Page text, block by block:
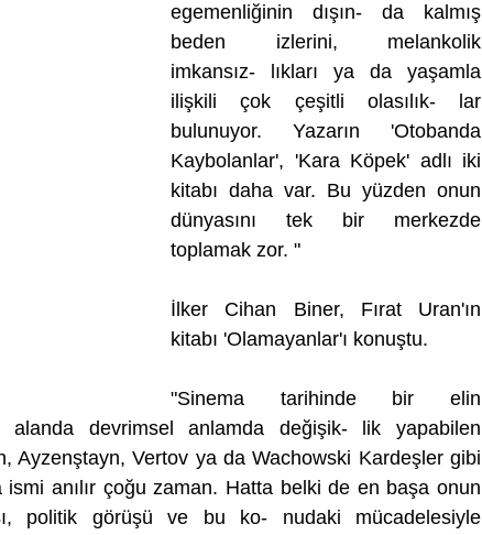
egemenliğinin dışın- da kalmış
beden izlerini, melankolik
imkansız- lıkları ya da yaşamla
ilişkili çok çeşitli olasılık- lar
bulunuyor. Yazarın 'Otobanda
Kaybolanlar', 'Kara Köpek' adlı iki
kitabı daha var. Bu yüzden onun
dünyasını tek bir merkezde
toplamak zor. "
İlker Cihan Biner, Fırat Uran'ın
kitabı 'Olamayanlar'ı konuştu.
"Sinema tarihinde bir elin
alanda devrimsel anlamda değişik- lik yapabilen
Ayzenştayn, Vertov ya da Wachowski Kardeşler gibi
ismi anılır çoğu zaman. Hatta belki de en başa onun
politik görüşü ve bu ko- nudaki mücadelesiyle